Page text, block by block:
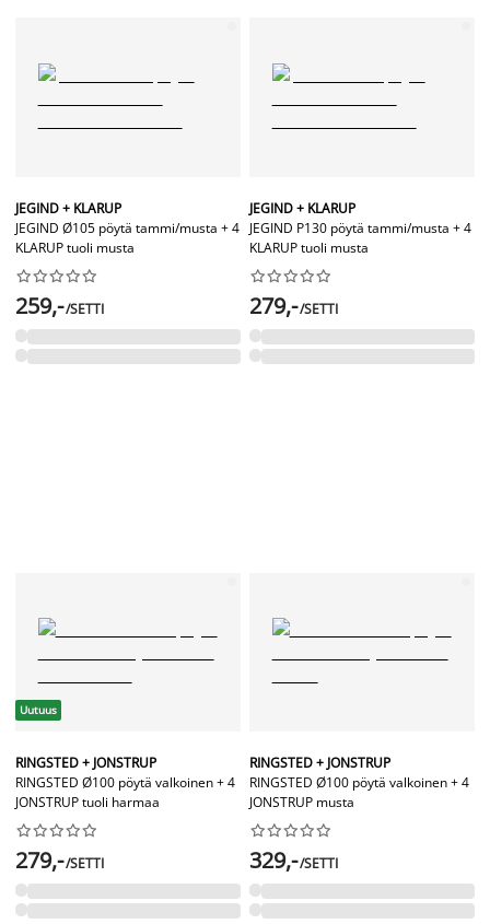
JEGIND + KLARUP
JEGIND Ø105 pöytä tammi/musta + 4
KLARUP tuoli musta






259,-/SETTI
JEGIND + KLARUP
JEGIND P130 pöytä tammi/musta + 4
KLARUP tuoli musta






279,-/SETTI
Uutuus
RINGSTED + JONSTRUP
RINGSTED Ø100 pöytä valkoinen + 4
JONSTRUP tuoli harmaa






279,-/SETTI
RINGSTED + JONSTRUP
RINGSTED Ø100 pöytä valkoinen + 4
JONSTRUP musta






329,-/SETTI